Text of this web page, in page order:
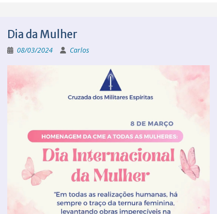
Dia da Mulher
08/03/2024 Carlos